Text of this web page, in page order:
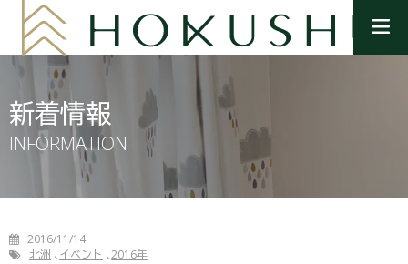
ニ
新着情報
INFORMATION
2016/11/14
北洲
イベント 2016年